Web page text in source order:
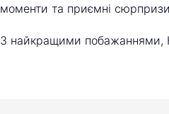
моменти та приємні
З найкращими побажаннями,